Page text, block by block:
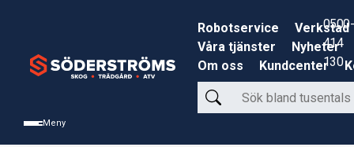
Meny
Robotservice
Verkstad
Våra tjänster
Nyheter
Om oss
Kundcenter
Sök
bland
0500-
414
130